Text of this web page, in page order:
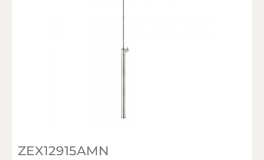
ZEX12915AMN